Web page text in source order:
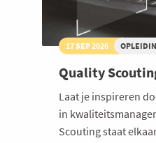
17 SEP 2026
Quality
Laat je inspireren
in
Scouting staat